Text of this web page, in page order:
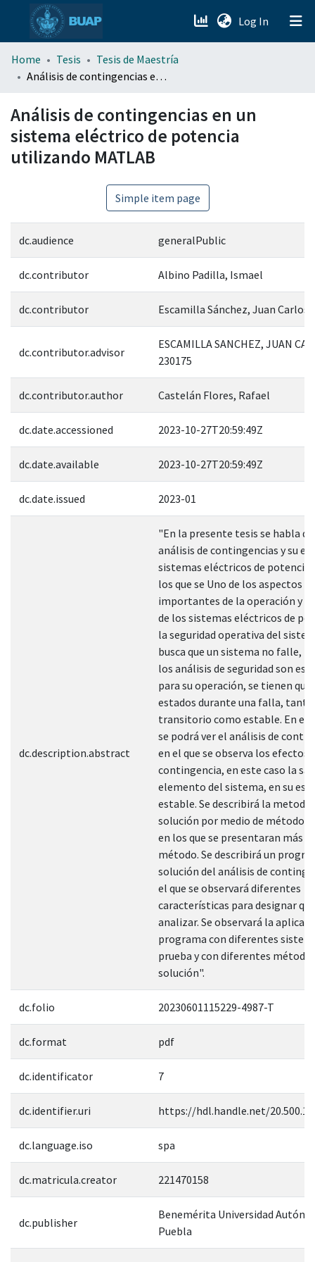
Log In (current)
menu.section.about_menu
Home Tesis
Tesis de Maestría
Análisis de contingencias en un sistema eléctrico de potencia utilizando MATLAB
Análisis de contingencias en un
sistema eléctrico de potencia
utilizando MATLAB
Simple item page
dc.audience generalPublic
dc.contributor Albino Padilla, Ismael
dc.contributor Escamilla Sánchez, Juan Carlos
dc.contributor.advisor
ESCAMILLA SANCHEZ, JUAN
230175
dc.contributor.author Castelán Flores, Rafael
dc.date.accessioned 2023-10-27T20:59:49Z
dc.date.available 2023-10-27T20:59:49Z
dc.date.issued 2023-01
dc.description.abstract
"En la presente tesis se habla
análisis de contingencias y su
sistemas eléctricos de potencia
los que se Uno de los aspectos
importantes de la operación y
de los sistemas eléctricos de
la seguridad operativa del
busca que un sistema no falle,
los análisis de seguridad son
para su operación, se tienen
estados durante una falla,
transitorio como estable. En
se podrá ver el análisis de
en el que se observa los efectos
contingencia, en este caso la
elemento del sistema, en su
estable. Se describirá la
solución por medio de métodos
en los que se presentaran más
método. Se describirá un
solución del análisis de
el que se observará diferentes
características para designar
analizar. Se observará la
programa con diferentes
prueba y con diferentes
solución".
dc.folio 20230601115229-4987-T
dc.format pdf
dc.identificator 7
dc.identifier.uri https://hdl.handle.net/
dc.language.iso spa
dc.matricula.creator 221470158
dc.publisher
Benemérita Universidad
Puebla